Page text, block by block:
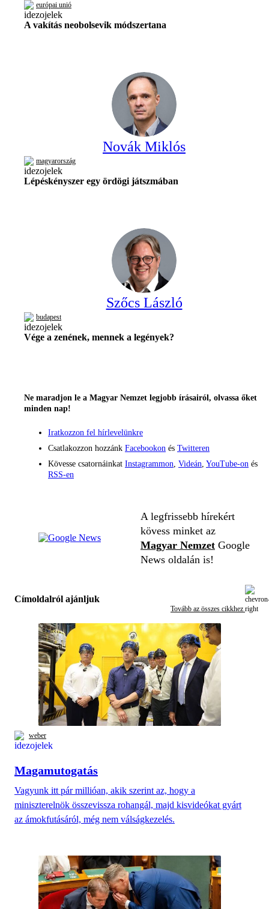
európai unió
A vakítás neobolsevik módszertana
Novák Miklós
magyarország
Lépéskényszer egy ördögi játszmában
Szőcs László
budapest
Vége a zenének, mennek a legények?
Ne maradjon le a Magyar Nemzet legjobb írásairól, olvassa őket
minden nap!
Iratkozzon fel hírlevelünkre
Csatlakozzon hozzánk Facebookon és Twitteren
Kövesse csatornáinkat Instagrammon Videán YouTube-on és
RSS-en
A legfrissebb hírekért
kövess minket az
Magyar Nemzet Google
News oldalán is!
Címoldalról ajánljuk
Tovább az összes cikkhez
weber
Magamutogatás
Vagyunk itt pár millióan, akik szerint az, hogy a
miniszterelnök összevissza rohangál, majd kisvideókat gyárt
az ámokfutásáról, még nem válságkezelés.